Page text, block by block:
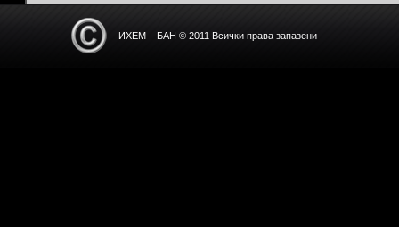
ИХЕМ – БАН © 2011 Всички права запазени